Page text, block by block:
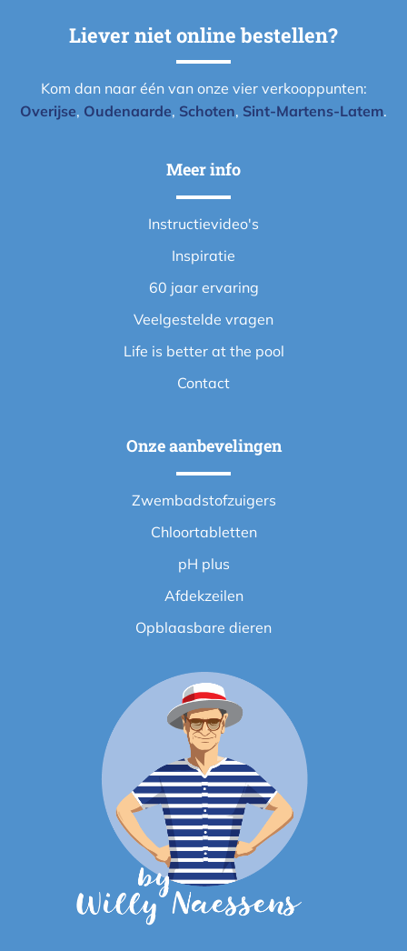
Liever niet online bestellen?
Kom dan naar één van onze vier verkooppunten:
Overijse, Oudenaarde, Schoten, Sint-Martens-Latem.
Meer info
Instructievideo's
Inspiratie
60 jaar ervaring
Veelgestelde vragen
Life is better at the pool
Contact
Onze aanbevelingen
Zwembadstofzuigers
Chloortabletten
pH plus
Afdekzeilen
Opblaasbare dieren